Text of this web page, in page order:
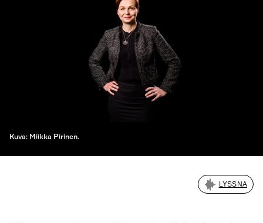
Kuva: Miikka Pirinen.
LYSSNA